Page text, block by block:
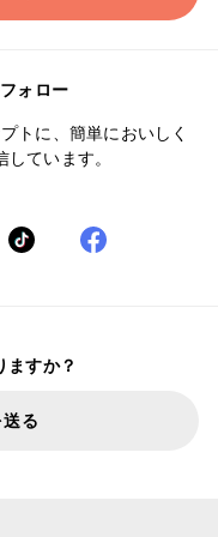
ォロー
トに、簡単においしく
ています。
ますか？
る